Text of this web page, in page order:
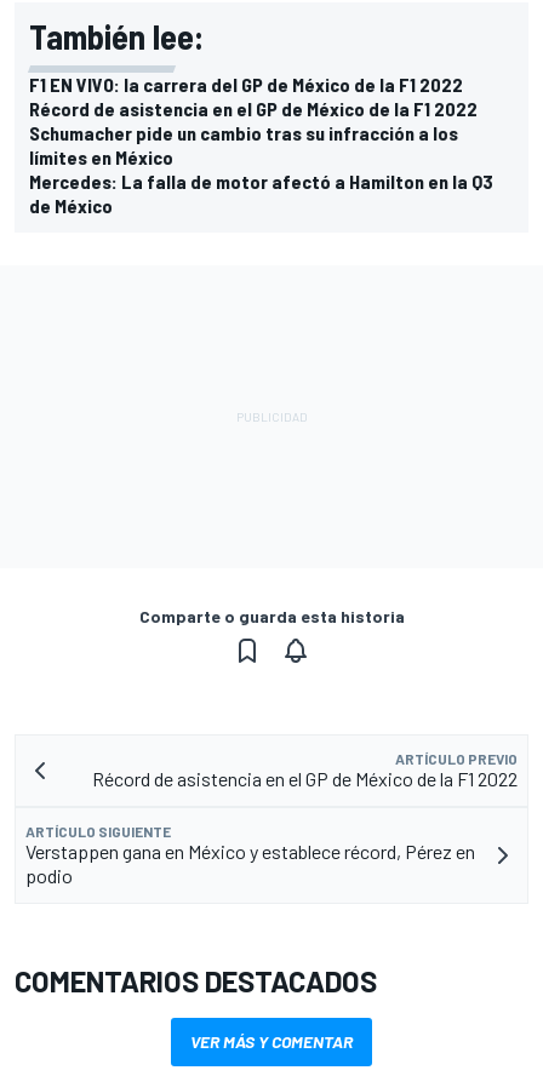
También lee:
F1 EN VIVO: la carrera del GP de México de la F1 2022
Récord de asistencia en el GP de México de la F1 2022
Schumacher pide un cambio tras su infracción a los
límites en México
Mercedes: La falla de motor afectó a Hamilton en la Q3
de México
Comparte o guarda esta historia
ARTÍCULO PREVIO
Récord de asistencia en el GP de México de la F1 2022
ARTÍCULO SIGUIENTE
Verstappen gana en México y establece récord, Pérez en
podio
COMENTARIOS DESTACADOS
VER MÁS Y COMENTAR